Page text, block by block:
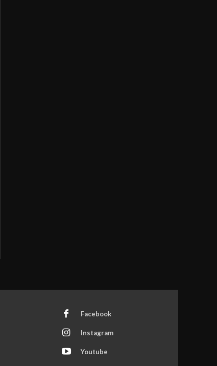
Facebook
Instagram
Youtube